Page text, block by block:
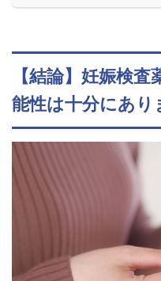
【結論】妊娠検
能性は十分にあり